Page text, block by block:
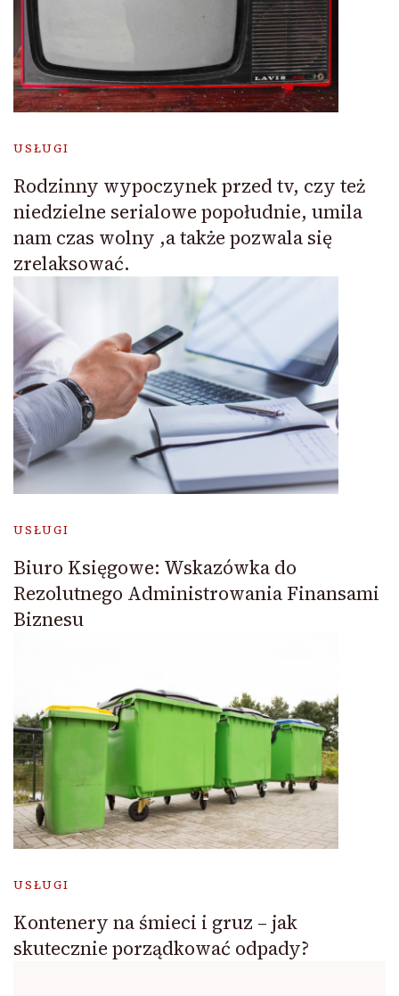
USŁUGI
Rodzinny wypoczynek przed tv, czy też
niedzielne serialowe popołudnie, umila
nam czas wolny ,a także pozwala się
zrelaksować.
USŁUGI
Biuro Księgowe: Wskazówka do
Rezolutnego Administrowania Finansami
Biznesu
USŁUGI
Kontenery na śmieci i gruz – jak
skutecznie porządkować odpady?